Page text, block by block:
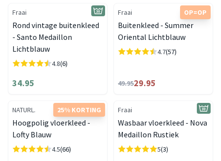
Fraai
Rond vintage buitenkleed
- Santo Medaillon
Lichtblauw
4.8(6)
34.95
OP=OP
Fraai
Buitenkleed - Summer
Oriental Lichtblauw
4.7(57)
49.9529.95
25% KORTING
NATURL.
Hoogpolig vloerkleed -
Lofty Blauw
4.5(66)
Fraai
Wasbaar vloerkleed - Nova
Medaillon Rustiek
5(3)